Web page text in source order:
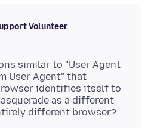
Volunteer
similar to "User Agent
User Agent" that
identifies itself to
as a different